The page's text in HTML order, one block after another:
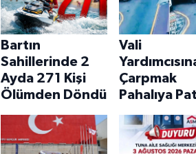
Bartın
Sahillerinde 2
Ayda 271 Kişi
Ölümden Döndü
Vali
Çarpmak
Pahalıya